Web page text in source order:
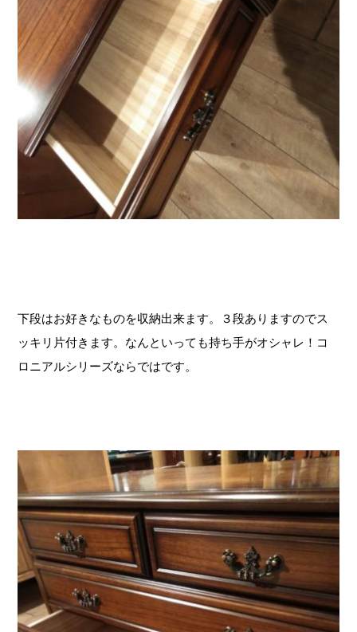
下段はお好きなものを収納出来ます。３段ありますのでス
ッキリ片付きます。なんといっても持ち手がオシャレ！コ
ロニアルシリーズならではです。